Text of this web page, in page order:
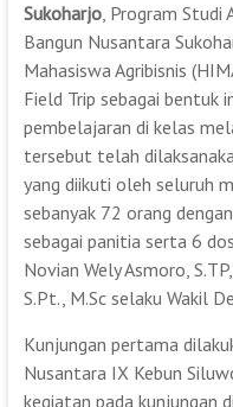
Sukoharjo, Program Studi
Bangun Nusantara
Mahasiswa Agribisnis
Field Trip sebagai bentuk
pembelajaran di kelas
tersebut telah
yang diikuti oleh seluruh
sebanyak 72 orang
sebagai panitia serta 6
Novian Wely Asmoro,
S.Pt., M.Sc selaku Wakil
Kunjungan pertama
Nusantara IX Kebun
kegiatan pada kunjungan